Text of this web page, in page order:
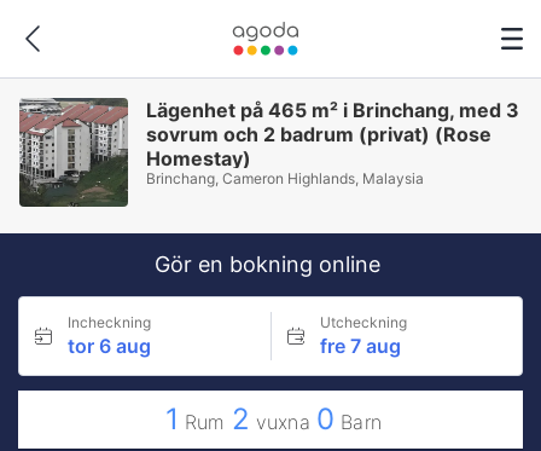
Lägenhet på 465 m² i Brinchang, med 3
sovrum och 2 badrum (privat) (Rose
Homestay)
Brinchang, Cameron Highlands, Malaysia
Gör en bokning online
Incheckning
tor 6 aug
Utcheckning
fre 7 aug
1 Rum 2 vuxna 0 Barn